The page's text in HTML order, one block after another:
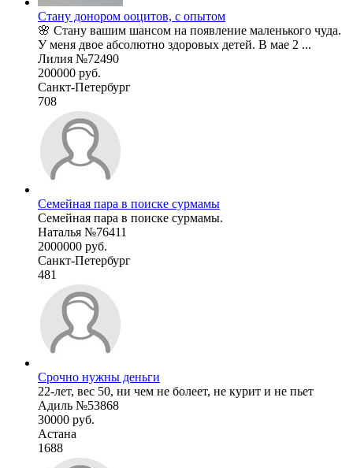
Стану донором ооцитов, с опытом
🌸 Стану вашим шансом на появление маленького чуда.
У меня двое абсолютно здоровых детей. В мае 2 ...
Лилия №72490
200000 руб.
Санкт-Петербург
708
Семейная пара в поиске сурмамы
Семейная пара в поиске сурмамы.
Наталья №76411
2000000 руб.
Санкт-Петербург
481
Срочно нужны деньги
22-лет, вес 50, ни чем не болеет, не курит и не пьет
Адиль №53868
30000 руб.
Астана
1688